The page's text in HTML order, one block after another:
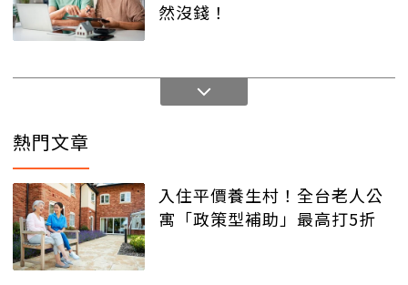
然沒錢！
熱門文章
入住平價養生村！全台老人公
寓「政策型補助」最高打5折